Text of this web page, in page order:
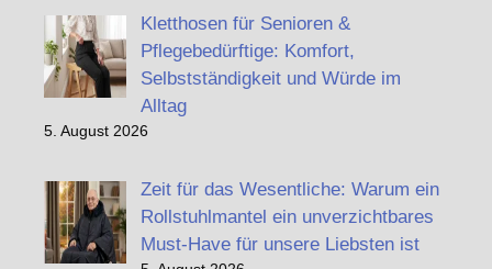
Kletthosen für Senioren &
Pflegebedürftige: Komfort,
Selbstständigkeit und Würde im
Alltag
5. August 2026
Zeit für das Wesentliche: Warum ein
Rollstuhlmantel ein unverzichtbares
Must-Have für unsere Liebsten ist